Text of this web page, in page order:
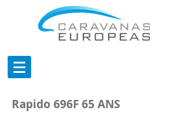
Rapido 696F 65 ANS